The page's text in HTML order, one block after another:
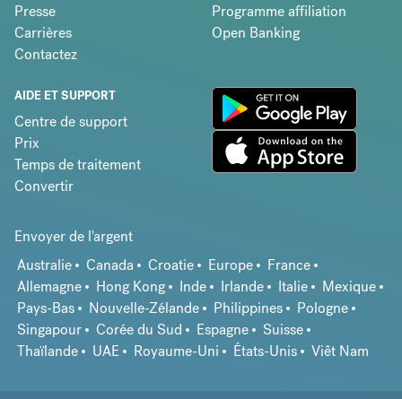
Presse
Carrières
Contactez
Programme affiliation
Open Banking
AIDE ET SUPPORT
Centre de support
Prix
Temps de traitement
Convertir
Envoyer de l'argent
Australie
Canada Croatie Europe
France
Allemagne
Hong Kong Inde Irlande Italie
Mexique
Pays-Bas
Nouvelle-Zélande Philippines
Pologne
Singapour
Corée du Sud Espagne
Suisse
Thaïlande
UAE Royaume-Uni États-Unis Viêt Nam